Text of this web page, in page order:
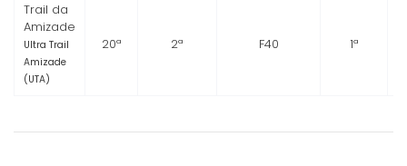
Trail da
Amizade
Ultra Trail
Amizade
(UTA)
20ª 2ª F40 1ª